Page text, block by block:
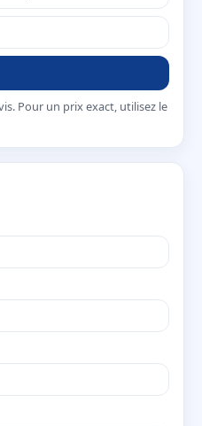
Pour un prix exact, utilisez le